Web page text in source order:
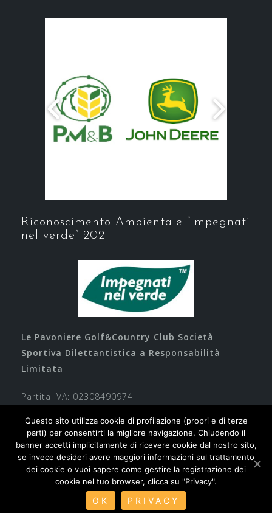
Riconoscimento Ambientale “Impegnati
nel verde” 2021
Le Pavoniere Golf&Country Club Società
Sportiva Dilettantistica a Responsabilità
Limitata
Partita IVA: 02308490974
Contatti Privacy
Cookie
Safeguarding
Questo sito utilizza cookie di profilazione (propri e di terze
parti) per consentirti la migliore navigazione. Chiudendo il
banner accetti implicitamente di ricevere cookie dal nostro sito,
se invece desideri avere maggiori informazioni sul trattamento
dei cookie o vuoi sapere come gestire la registrazione dei
cookie nel tuo browser, clicca su "Privacy".
OK PRIVACY